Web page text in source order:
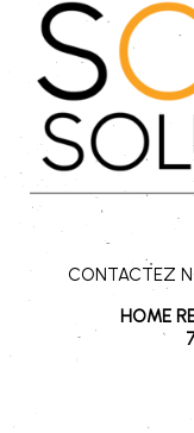
CONTACTEZ
HOME